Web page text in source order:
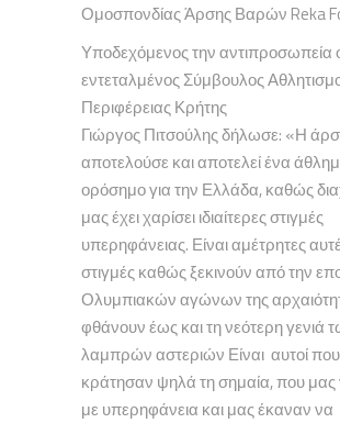
Ομοσπονδίας Άρσης Βαρών Reka
Υποδεχόμενος την αντιπροσωπεία
εντεταλμένος Σύμβουλος
Περιφέρειας Κρήτης
Γιώργος Πιτσούλης δήλωσε: «Η
αποτελούσε και αποτελεί ένα
ορόσημο για την Ελλάδα, καθώς
μας έχει χαρίσει ιδιαίτερες στιγμές
υπερηφάνειας. Είναι αμέτρητες
στιγμές καθώς ξεκινούν από την
Ολυμπιακών αγώνων της
φθάνουν έως και τη νεότερη γενιά
λαμπρών αστεριών Είναι αυτοί που
κράτησαν ψηλά τη σημαία, που μας
με υπερηφάνεια και μας έκαναν να